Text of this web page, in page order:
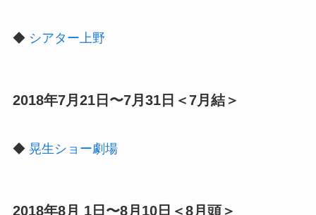
◆ シアター上野
2018年7月21日〜7月31日＜7月結＞
◆ 晃生ショー劇場
2018年8月 1日〜8月10日＜8月頭＞